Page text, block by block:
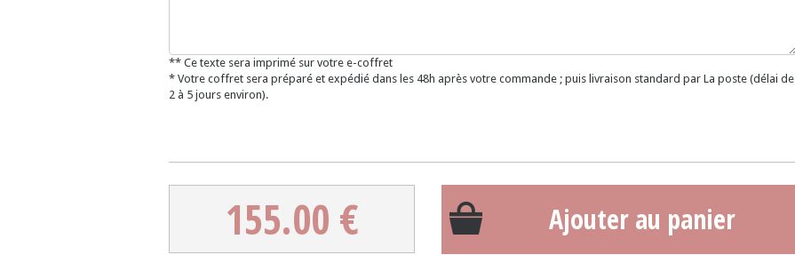
** Ce texte sera imprimé sur votre e-coffret
* Votre coffret sera préparé et expédié dans les 48h après votre commande ; puis livraison standard par La poste (délai de
2 à 5 jours environ).
155.00 € Ajouter au panier